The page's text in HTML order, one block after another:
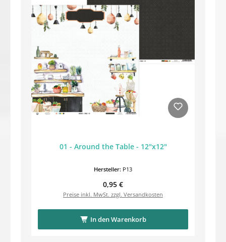
01 - Around the Table - 12"x12"
Hersteller: P13
Regulärer Preis:
0,95 €
Preise inkl. MwSt. zzgl. Versandkosten
In den Warenkorb